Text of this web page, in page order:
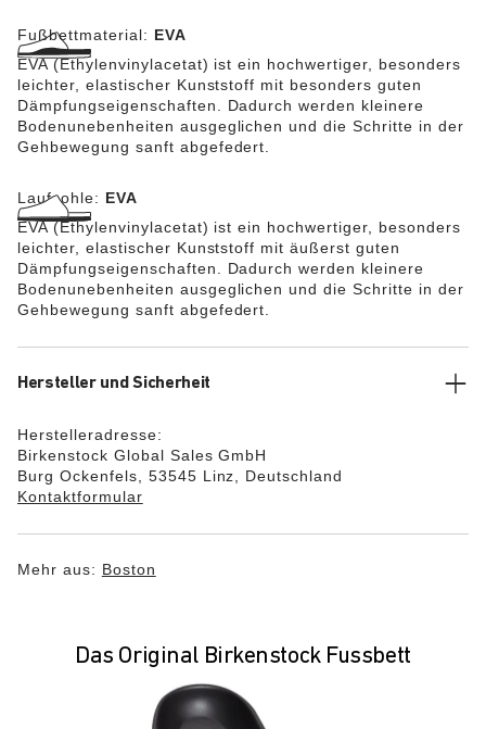
Fußbettmaterial: EVA
EVA (Ethylenvinylacetat) ist ein hochwertiger, besonders
leichter, elastischer Kunststoff mit besonders guten
Dämpfungseigenschaften. Dadurch werden kleinere
Bodenunebenheiten ausgeglichen und die Schritte in der
Gehbewegung sanft abgefedert.
Laufsohle: EVA
EVA (Ethylenvinylacetat) ist ein hochwertiger, besonders
leichter, elastischer Kunststoff mit äußerst guten
Dämpfungseigenschaften. Dadurch werden kleinere
Bodenunebenheiten ausgeglichen und die Schritte in der
Gehbewegung sanft abgefedert.
Hersteller und Sicherheit
Herstelleradresse:
Birkenstock Global Sales GmbH
Burg Ockenfels, 53545 Linz, Deutschland
Kontaktformular
Mehr aus: Boston
Das Original Birkenstock Fussbett